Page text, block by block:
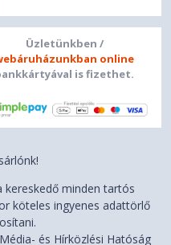
Üzletünkben /
online
is fizethet.
kereskedő minden tartós
köteles ingyenes adattörlő
és Hírközlési Hatóság